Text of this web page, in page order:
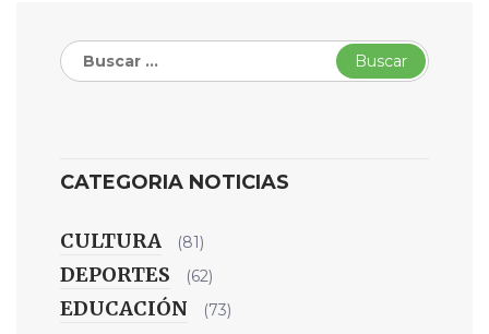
Buscar:
CATEGORIA NOTICIAS
CULTURA (81)
DEPORTES (62)
EDUCACIÓN (73)